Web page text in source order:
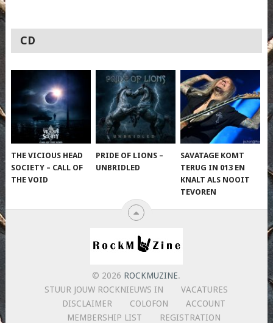
CD
THE VICIOUS HEAD
SOCIETY – CALL OF
THE VOID
PRIDE OF LIONS –
UNBRIDLED
SAVATAGE KOMT
TERUG IN 013 EN
KNALT ALS NOOIT
TEVOREN
© 2026 ROCKMUZINE.
STUUR JOUW ROCKNIEUWS IN
VACATURES
DISCLAIMER
COLOFON
ACCOUNT
MEMBERSHIP LIST
REGISTRATION